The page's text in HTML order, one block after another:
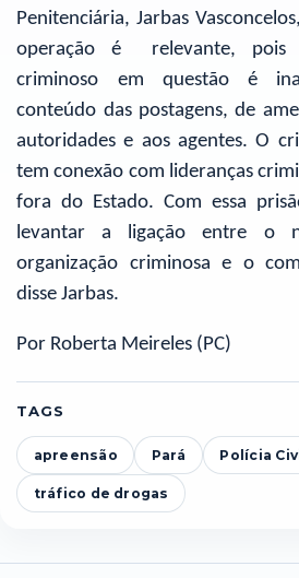
Penitenciária, Jarbas
operação é relevante, pois
criminoso em questão é
conteúdo das postagens, de
autoridades e aos agentes. O
tem conexão com lideranças
fora do Estado. Com essa
levantar a ligação entre o
organização criminosa e o
disse Jarbas.
Por Roberta Meireles (PC)
TAGS
apreensão Pará Polícia
tráfico de drogas